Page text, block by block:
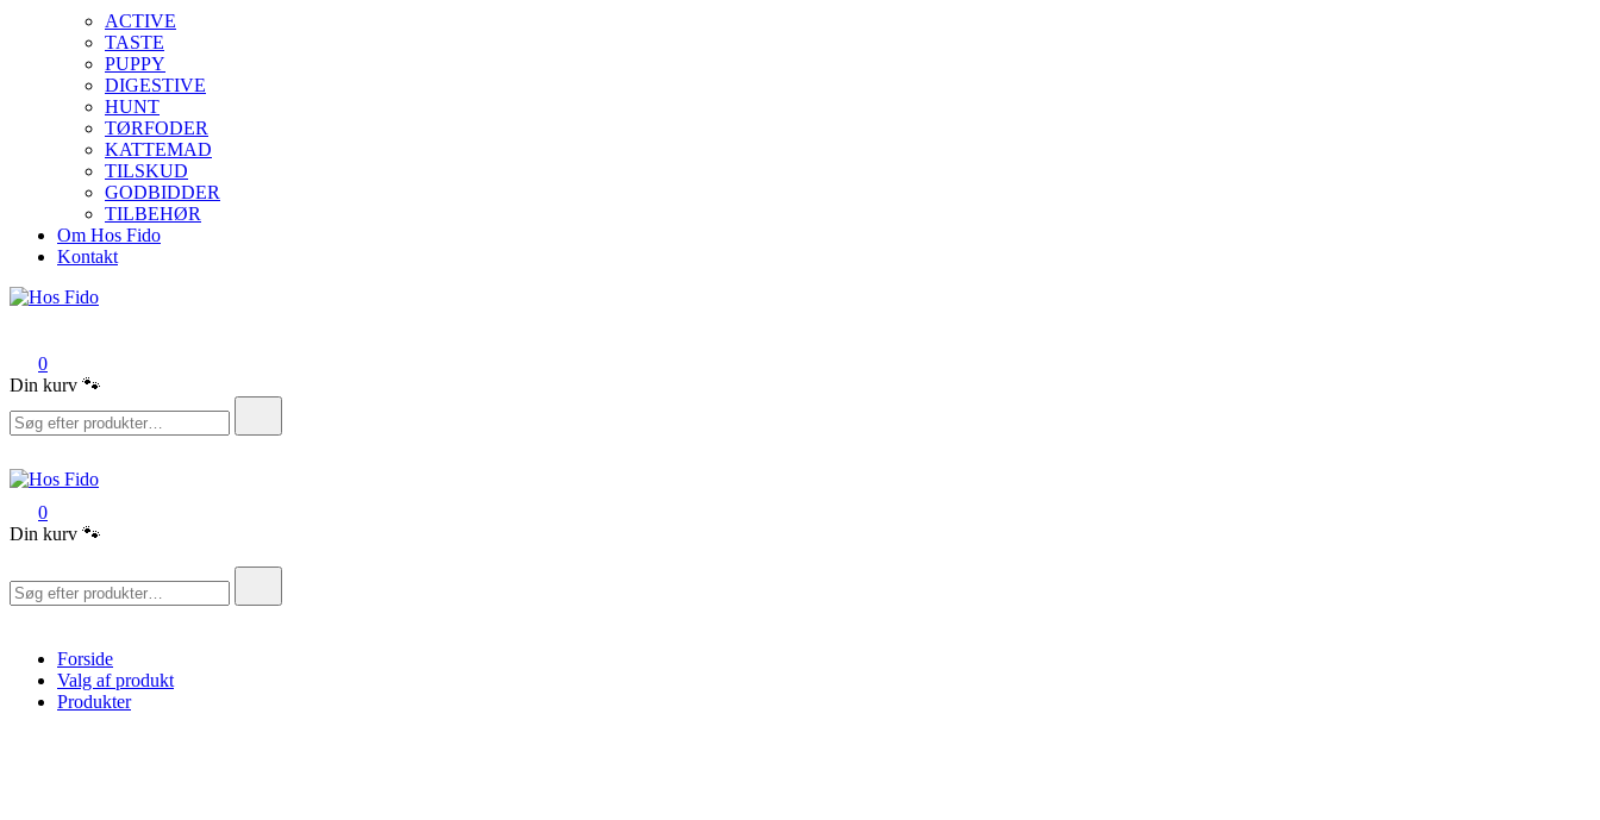
ACTIVE
TASTE
PUPPY
DIGESTIVE
HUNT
TØRFODER
KATTEMAD
TILSKUD
GODBIDDER
TILBEHØR
Om Hos Fido
Kontakt
0
Din kurv 🐾
efter:
Hos Fido
0
Din kurv 🐾
efter:
Forside
Valg af produkt
Produkter